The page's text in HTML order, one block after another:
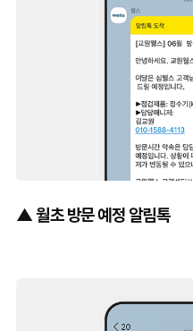
▲ 월초 방문 예정 알림톡